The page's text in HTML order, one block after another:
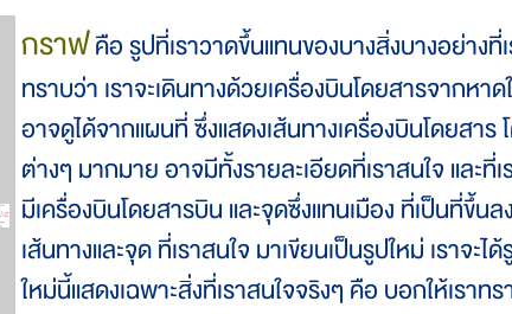
กราฟคือ รูปที่เราวาดขึ้นแทนของบางสิ่งบางอย่าง
ทราบว่า เราจะเดินทางด้วยเครื่องบินโดยสารจากห
อาจดูได้จากแผนที่ ซึ่งแสดงเส้นทางเครื่องบินโดยสา
ต่างๆ มากมาย อาจมีทั้งรายละเอียดที่เราสนใจ และที่เ
มีเครื่องบินโดยสารบิน และจุดซึ่งแทนเมือง ที่เป็นที่ขึ้นล
เส้นทางและจุด ที่เราสนใจ มาเขียนเป็นรูปใหม่ เราจะ
ใหม่นี้แสดงเฉพาะสิ่งที่เราสนใจจริงๆ คือ บอกให้เราท